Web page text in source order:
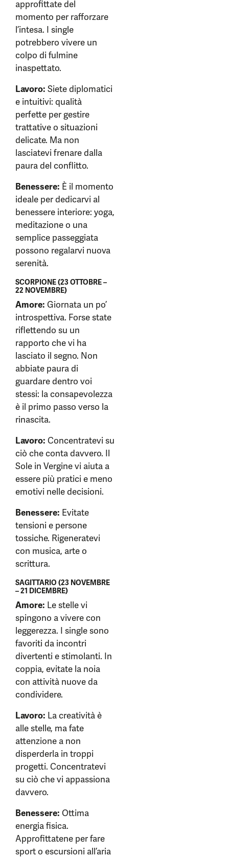
approfittate del
momento per rafforzare
l’intesa. I single
potrebbero vivere un
colpo di fulmine
inaspettato.
Lavoro: Siete diplomatici
e intuitivi: qualità
perfette per gestire
trattative o situazioni
delicate. Ma non
lasciatevi frenare dalla
paura del conflitto.
Benessere: È il momento
ideale per dedicarvi al
benessere interiore: yoga,
meditazione o una
semplice passeggiata
possono regalarvi nuova
serenità.
SCORPIONE (23 OTTOBRE –
22 NOVEMBRE)
Amore: Giornata un po’
introspettiva. Forse state
riflettendo su un
rapporto che vi ha
lasciato il segno. Non
abbiate paura di
guardare dentro voi
stessi: la consapevolezza
è il primo passo verso la
rinascita.
Lavoro: Concentratevi su
ciò che conta davvero. Il
Sole in Vergine vi aiuta a
essere più pratici e meno
emotivi nelle decisioni.
Benessere: Evitate
tensioni e persone
tossiche. Rigeneratevi
con musica, arte o
scrittura.
SAGITTARIO (23 NOVEMBRE
– 21 DICEMBRE)
Amore: Le stelle vi
spingono a vivere con
leggerezza. I single sono
favoriti da incontri
divertenti e stimolanti. In
coppia, evitate la noia
con attività nuove da
condividere.
Lavoro: La creatività è
alle stelle, ma fate
attenzione a non
disperderla in troppi
progetti. Concentratevi
su ciò che vi appassiona
davvero.
Benessere: Ottima
energia fisica.
Approfittatene per fare
sport o escursioni all’aria